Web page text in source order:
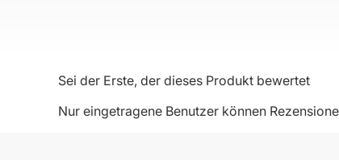
Sei der Erste, der dieses Produkt bewertet
Nur eingetragene Benutzer können